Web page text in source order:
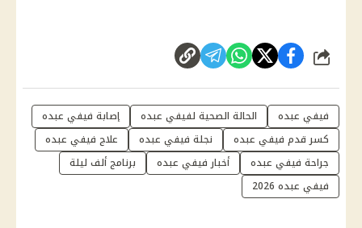
شارك
فيفي عبده الحالة الصحية لفيفي عبده
إصابة فيفي عبده
كسر قدم فيفي عبده
نجلة فيفي عبده
علاج فيفي عبده
جراحة فيفي عبده
أخبار فيفي عبده
برنامج ألف ليلة
فيفي عبده 2026